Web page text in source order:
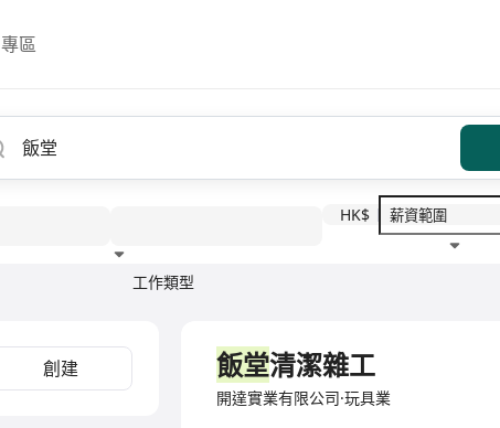
專區
工作類型
HK$
創建 飯堂清潔雜工
開達實業有限公司·玩具業